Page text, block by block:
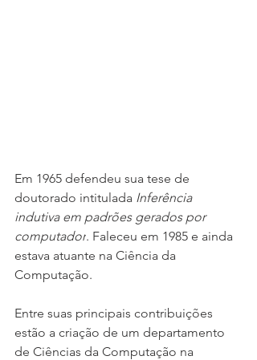
Em 1965 defendeu sua tese de
doutorado intitulada Inferência
indutiva em padrões gerados por
computador. Faleceu em 1985 e ainda
estava atuante na Ciência da
Computação.
Entre suas principais contribuições
estão a criação de um departamento
de Ciências da Computação na